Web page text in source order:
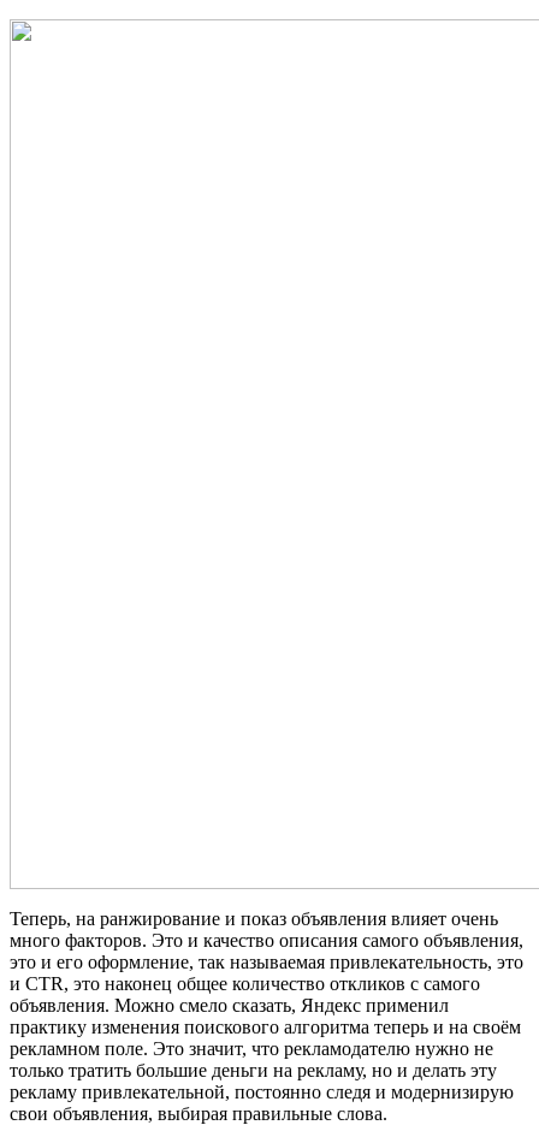
Теперь, на ранжирование и показ объявления влияет очень
много факторов. Это и качество описания самого объявления,
это и его оформление, так называемая привлекательность, это
и CTR, это наконец общее количество откликов с самого
объявления. Можно смело сказать, Яндекс применил
практику изменения поискового алгоритма теперь и на своём
рекламном поле. Это значит, что рекламодателю нужно не
только тратить большие деньги на рекламу, но и делать эту
рекламу привлекательной, постоянно следя и модернизирую
свои объявления, выбирая правильные слова.